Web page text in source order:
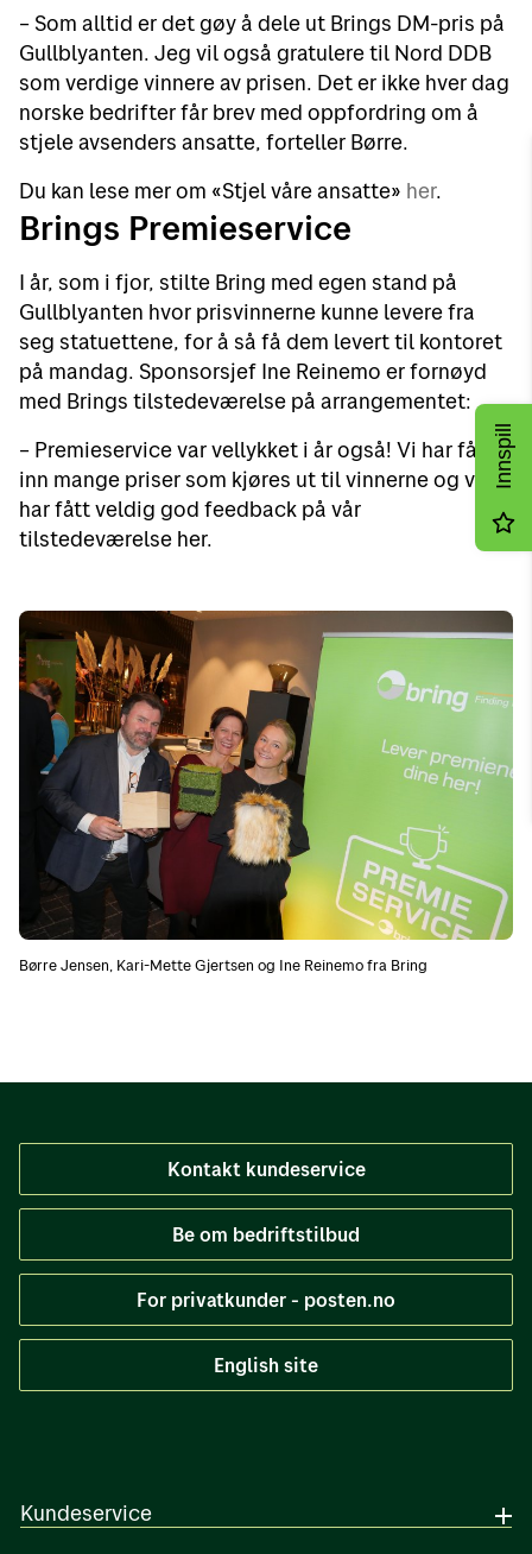
– Som alltid er det gøy å dele ut Brings DM-pris på
Gullblyanten. Jeg vil også gratulere til Nord DDB
som verdige vinnere av prisen. Det er ikke hver dag
norske bedrifter får brev med oppfordring om å
stjele avsenders ansatte, forteller Børre.
Du kan lese mer om «Stjel våre ansatte» her.
Brings Premieservice
I år, som i fjor, stilte Bring med egen stand på
Gullblyanten hvor prisvinnerne kunne levere fra
seg statuettene, for å så få dem levert til kontoret
på mandag. Sponsorsjef Ine Reinemo er fornøyd
med Brings tilstedeværelse på arrangementet:
– Premieservice var vellykket i år også! Vi har fått
inn mange priser som kjøres ut til vinnerne og vi
har fått veldig god feedback på vår
tilstedeværelse her.
Børre Jensen, Kari-Mette Gjertsen og Ine Reinemo fra Bring
Kontakt kundeservice
Be om bedriftstilbud
For privatkunder - posten.no
English site
Kundeservice
Innspill